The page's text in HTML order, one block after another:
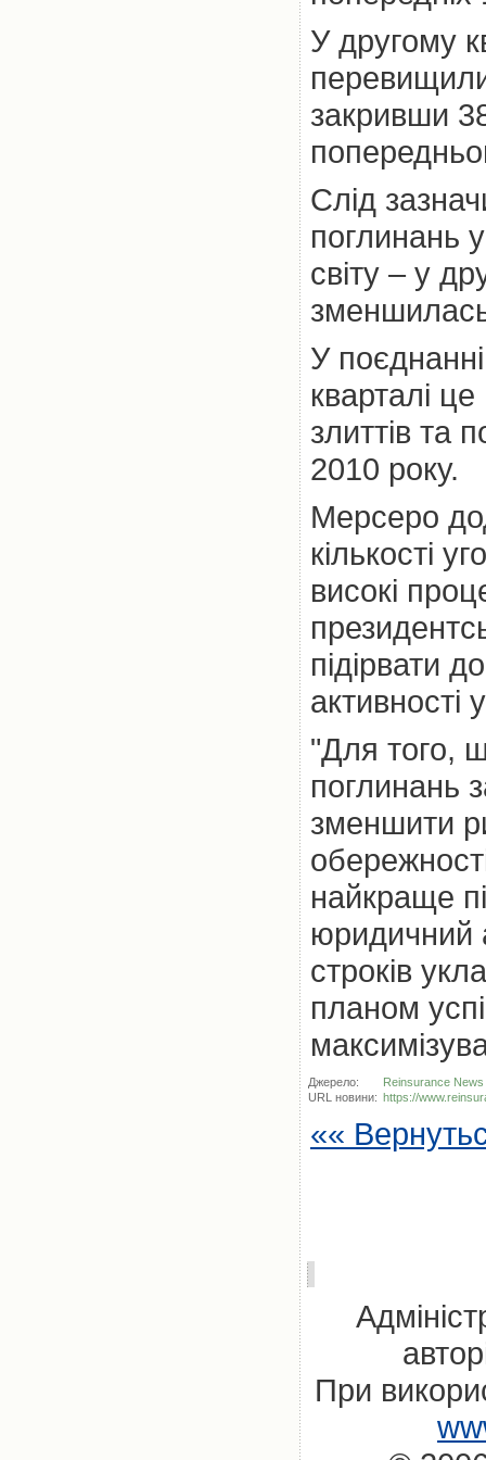
У другому
перевищили
закривши
Слід
поглинань
світу – у
У
кварталі
злиттів та
2010 року.
Мерсеро
кількості
високі
підірвати
активності
"Для того,
поглинань
зменшити
найкраще
юридичний
строків
планом
Джерело:
Reinsurance News
URL новини: https://
««
При